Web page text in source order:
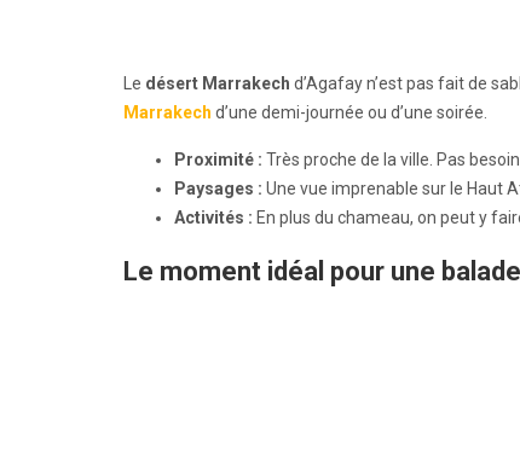
Le désert Marrakech d’Agafay n’est pas fait de
Marrakech d’une demi-journée ou d’une soirée.
Proximité : Très proche de la ville. Pas
Paysages : Une vue imprenable sur le Haut
Activités : En plus du chameau, on peut y
Le moment idéal pour une balade